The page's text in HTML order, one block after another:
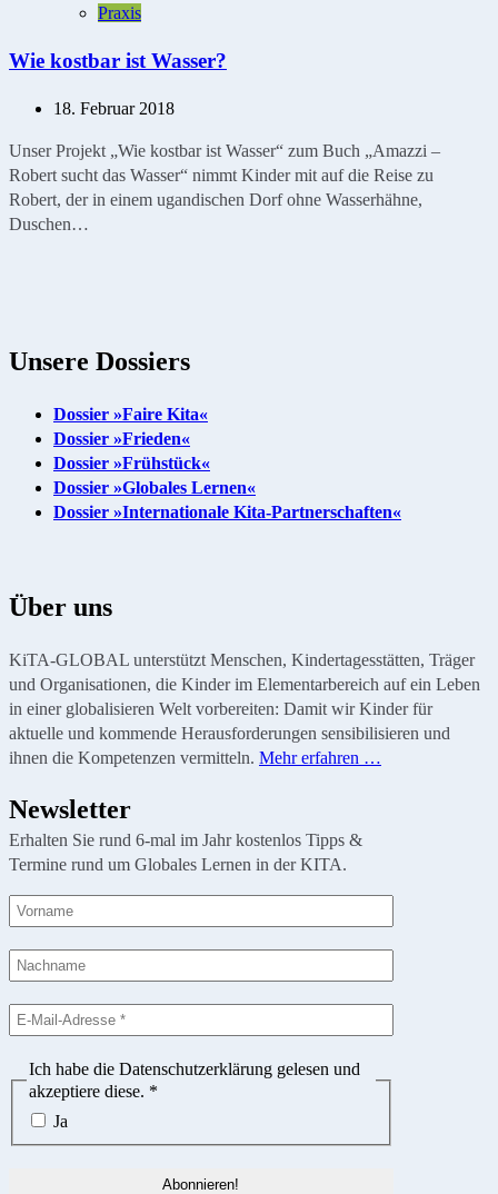
Praxis
Wie kostbar ist Wasser?
18. Februar 2018
Unser Projekt „Wie kostbar ist Wasser“ zum Buch „Amazzi –
Robert sucht das Wasser“ nimmt Kinder mit auf die Reise zu
Robert, der in einem ugandischen Dorf ohne Wasserhähne,
Duschen…
Unsere Dossiers
Dossier »Faire Kita«
Dossier »Frieden«
Dossier »Frühstück«
Dossier »Globales Lernen«
Dossier »Internationale Kita-Partnerschaften«
Über uns
KiTA-GLOBAL unterstützt Menschen, Kindertagesstätten, Träger
und Organisationen, die Kinder im Elementarbereich auf ein Leben
in einer globalisieren Welt vorbereiten: Damit wir Kinder für
aktuelle und kommende Herausforderungen sensibilisieren und
ihnen die Kompetenzen vermitteln. Mehr erfahren …
Newsletter
Erhalten Sie rund 6-mal im Jahr kostenlos Tipps &
Termine rund um Globales Lernen in der KITA.
Ich habe die Datenschutzerklärung gelesen und
akzeptiere diese. *
Ja